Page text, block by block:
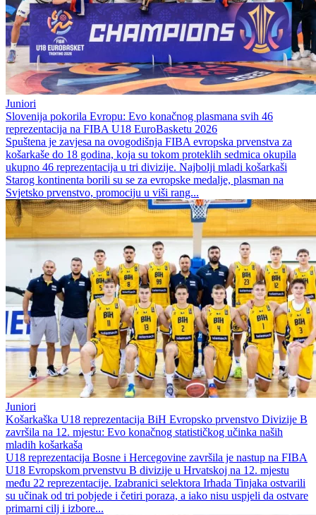
Juniori
Slovenija pokorila Evropu: Evo konačnog plasmana svih 46
reprezentacija na FIBA U18 EuroBasketu 2026
Spuštena je zavjesa na ovogodišnja FIBA evropska prvenstva za
košarkaše do 18 godina, koja su tokom proteklih sedmica okupila
ukupno 46 reprezentacija u tri divizije. Najbolji mladi košarkaši
Starog kontinenta borili su se za evropske medalje, plasman na
Svjetsko prvenstvo, promociju u viši rang...
Juniori
Košarkaška U18 reprezentacija BiH Evropsko prvenstvo Divizije B
završila na 12. mjestu: Evo konačnog statističkog učinka naših
mladih košarkaša
U18 reprezentacija Bosne i Hercegovine završila je nastup na FIBA
U18 Evropskom prvenstvu B divizije u Hrvatskoj na 12. mjestu
među 22 reprezentacije. Izabranici selektora Irhada Tinjaka ostvarili
su učinak od tri pobjede i četiri poraza, a iako nisu uspjeli da ostvare
primarni cilj i izbore...